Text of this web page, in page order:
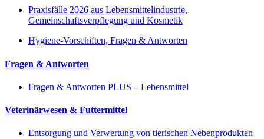
Praxisfälle 2026 aus Lebensmittelindustrie,
Gemeinschaftsverpflegung und Kosmetik
Hygiene-Vorschiften, Fragen & Antworten
Fragen & Antworten
Fragen & Antworten PLUS – Lebensmittel
Veterinärwesen & Futtermittel
Entsorgung und Verwertung von tierischen Nebenprodukten